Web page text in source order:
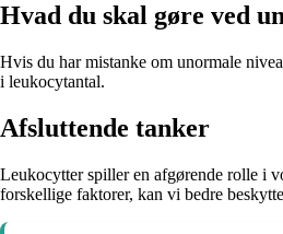
Hvad du skal gøre ved
Hvis du har mistanke om unormale
i leukocytantal.
Afsluttende tanker
Leukocytter spiller en afgørende rolle i
forskellige faktorer, kan vi bedre